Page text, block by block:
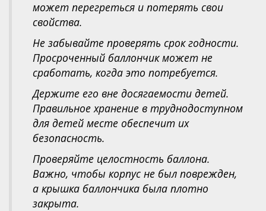
может перегреться и потерять свои
свойства.
Не забывайте проверять срок годности.
Просроченный баллончик может не
сработать, когда это потребуется.
Держите его вне досягаемости детей.
Правильное хранение в труднодоступном
для детей месте обеспечит их
безопасность.
Проверяйте целостность баллона.
Важно, чтобы корпус не был поврежден,
а крышка баллончика была плотно
закрыта.